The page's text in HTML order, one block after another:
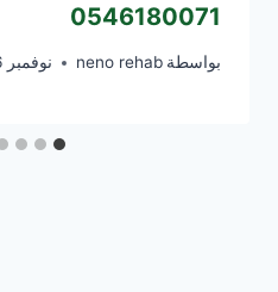
0546180071
بواسطة neno rehab نوفمبر 16, 2024